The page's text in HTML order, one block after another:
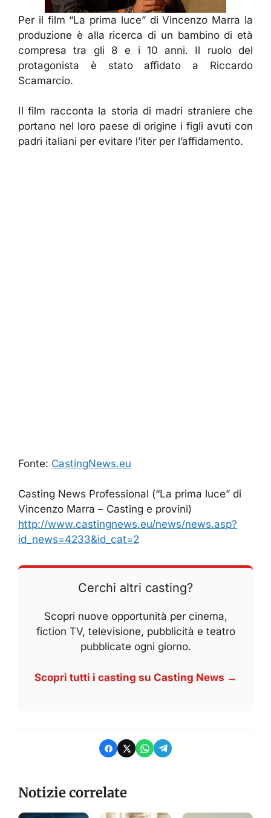
Per il film “La prima luce” di Vincenzo Marra la
produzione è alla ricerca di un bambino di età
compresa tra gli 8 e i 10 anni. Il ruolo del
protagonista è stato affidato a Riccardo
Scamarcio.
Il film racconta la storia di madri straniere che
portano nel loro paese di origine i figli avuti con
padri italiani per evitare l’iter per l’affidamento.
Fonte: CastingNews.eu
Casting News Professional (“La prima luce” di
Vincenzo Marra – Casting e provini)
http://www.castingnews.eu/news/news.asp?
id_news=4233&id_cat=2
Cerchi altri casting?
Scopri nuove opportunità per cinema,
fiction TV, televisione, pubblicità e teatro
pubblicate ogni giorno.
Scopri tutti i casting su Casting News →
Notizie correlate